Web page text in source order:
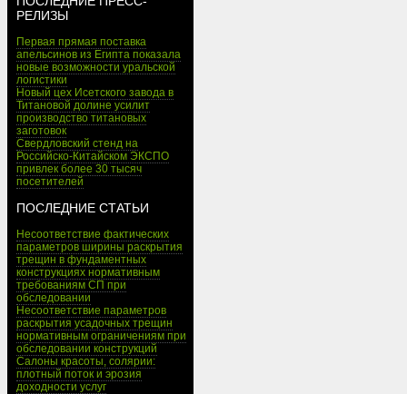
РЕЛИЗЫ
Первая прямая поставка
апельсинов из Египта показала
новые возможности уральской
логистики
Новый цех Исетского завода в
Титановой долине усилит
производство титановых
заготовок
Свердловский стенд на
Российско-Китайском ЭКСПО
привлек более 30 тысяч
посетителей
ПОСЛЕДНИЕ СТАТЬИ
Несоответствие фактических
параметров ширины раскрытия
трещин в фундаментных
конструкциях нормативным
требованиям СП при
обследовании
Несоответствие параметров
раскрытия усадочных трещин
нормативным ограничениям при
обследовании конструкций
Салоны красоты, солярии:
плотный поток и эрозия
доходности услуг